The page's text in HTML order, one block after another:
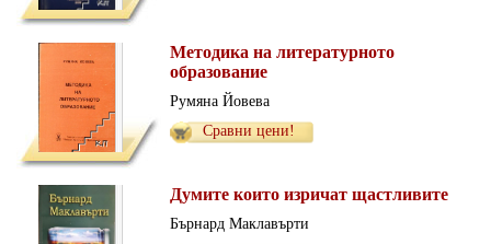
Методика на литературното
образование
Румяна Йовева
Сравни цени!
Думите които изричат щастливите
Бърнард Маклавърти